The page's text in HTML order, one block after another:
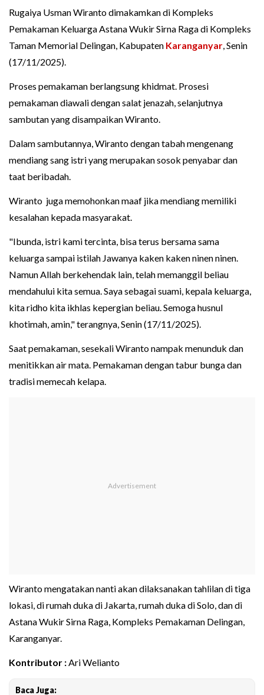
Rugaiya Usman Wiranto dimakamkan di Kompleks
Pemakaman Keluarga Astana Wukir Sirna Raga di Kompleks
Taman Memorial Delingan, Kabupaten Karanganyar, Senin
(17/11/2025).
Proses pemakaman berlangsung khidmat. Prosesi
pemakaman diawali dengan salat jenazah, selanjutnya
sambutan yang disampaikan Wiranto.
Dalam sambutannya, Wiranto dengan tabah mengenang
mendiang sang istri yang merupakan sosok penyabar dan
taat beribadah.
Wiranto juga memohonkan maaf jika mendiang memiliki
kesalahan kepada masyarakat.
"Ibunda, istri kami tercinta, bisa terus bersama sama
keluarga sampai istilah Jawanya kaken kaken ninen ninen.
Namun Allah berkehendak lain, telah memanggil beliau
mendahului kita semua. Saya sebagai suami, kepala keluarga,
kita ridho kita ikhlas kepergian beliau. Semoga husnul
khotimah, amin," terangnya, Senin (17/11/2025).
Saat pemakaman, sesekali Wiranto nampak menunduk dan
menitikkan air mata. Pemakaman dengan tabur bunga dan
tradisi memecah kelapa.
Wiranto mengatakan nanti akan dilaksanakan tahlilan di tiga
lokasi, di rumah duka di Jakarta, rumah duka di Solo, dan di
Astana Wukir Sirna Raga, Kompleks Pemakaman Delingan,
Karanganyar.
Kontributor :Ari Welianto
Baca Juga: